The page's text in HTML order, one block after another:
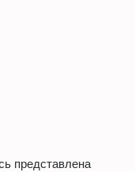
представлена